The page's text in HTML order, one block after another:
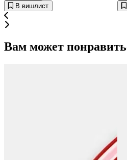
В вишлист
Вам может